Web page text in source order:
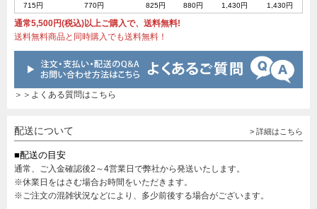
715円 770円 825円 880円 1,430円 1,430円
通常5,500円(税込)以上ご購入で、送料無料!
送料無料商品と同時購入でも送料無料！
＞＞よくある質問はこちら
配送について > 詳細はこちら
■配送の目安
通常、ご入金確認後2～4営業日で弊社から発送いたします。
※休業日をはさむ場合お時間をいただきます。
※ご注文の混雑状況などにより、多少前後する場合がございます。